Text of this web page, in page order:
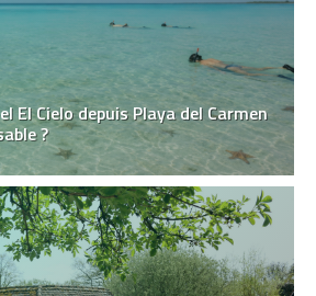
El Cielo depuis Playa del Carmen
?